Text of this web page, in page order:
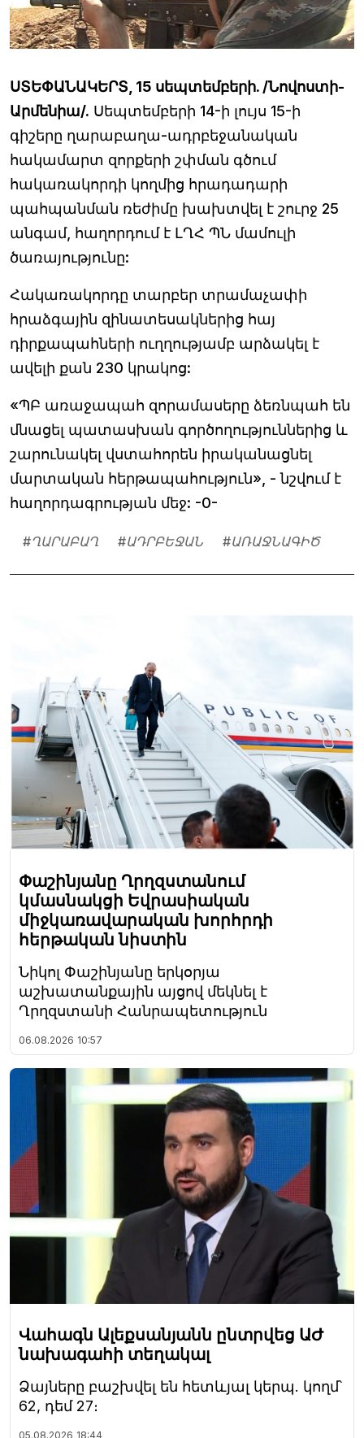
ՍՏԵՓԱՆԱԿԵՐՏ, 15 սեպտեմբերի. /Նովոստի-
Արմենիա/. Սեպտեմբերի 14-ի լույս 15-ի
գիշերը ղարաբաղա-ադրբեջանական
հակամարտ զորքերի շփման գծում
հակառակորդի կողմից հրադադարի
պահպանման ռեժիմը խախտվել է շուրջ 25
անգամ, հաղորդում է ԼՂՀ ՊՆ մամուլի
ծառայությունը:
Հակառակորդը տարբեր տրամաչափի
հրաձգային զինատեսակներից հայ
դիրքապահների ուղղությամբ արձակել է
ավելի քան 230 կրակոց:
«ՊԲ առաջապահ զորամասերը ձեռնպահ են
մնացել պատասխան գործողություններից և
շարունակել վստահորեն իրականացնել
մարտական հերթապահություն», - նշվում է
հաղորդագրության մեջ: -0-
#ՂԱՐԱԲԱՂ #ԱԴՐԲԵՋԱՆ #ԱՌԱՋՆԱԳԻԾ
Փաշինյանը Ղրղզստանում
կմասնակցի Եվրասիական
միջկառավարական խորհրդի
հերթական նիստին
Նիկոլ Փաշինյանը երկօրյա
աշխատանքային այցով մեկնել է
Ղրղզստանի Հանրապետություն
06.08.2026 10:57
Վահագն Ալեքսանյանն ընտրվեց ԱԺ
նախագահի տեղակալ
Ձայները բաշխվել են հետևյալ կերպ. կողմ՝
62, դեմ 27։
05.08.2026 18:44